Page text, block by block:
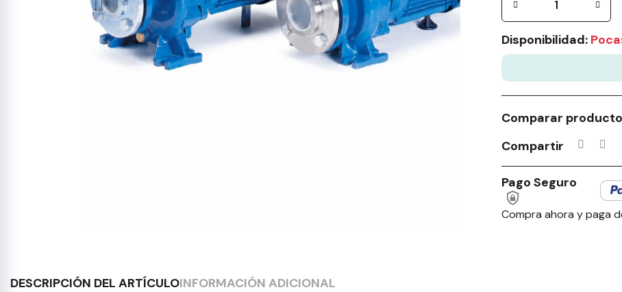
Disponibilidad:
Comparar producto
Compartir
Pago Seguro
Compra ahora y paga
DESCRIPCIÓN DEL ARTÍCULOINFORMACIÓN ADICIONAL